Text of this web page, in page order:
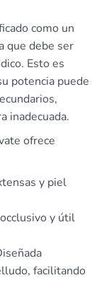
como un
que debe ser
Esto es
potencia puede
inadecuada.
ofrece
y piel
y útil
facilitando